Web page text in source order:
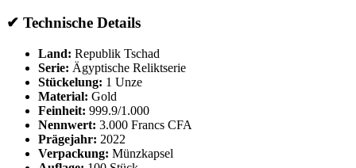
✔ Technische Details
Land: Republik Tschad
Serie: Ägyptische Reliktserie
Stückelung: 1 Unze
Material: Gold
Feinheit: 999.9/1.000
Nennwert: 3.000 Francs CFA
Prägejahr: 2022
Verpackung: Münzkapsel